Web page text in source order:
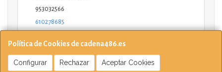
Política de Cookies de cadena486.es
Configurar Rechazar Aceptar Cookies
953032566
610278685
Horario